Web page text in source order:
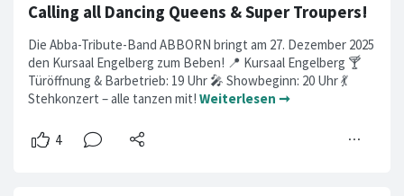
Calling all Dancing Queens & Super Troupers!
Die Abba-Tribute-Band ABBORN bringt am 27. Dezember 2025
den Kursaal Engelberg zum Beben! 📍 Kursaal Engelberg 🍸
Türöffnung & Barbetrieb: 19 Uhr 🎤 Showbeginn: 20 Uhr 💃
Stehkonzert – alle tanzen mit! Weiterlesen ➞